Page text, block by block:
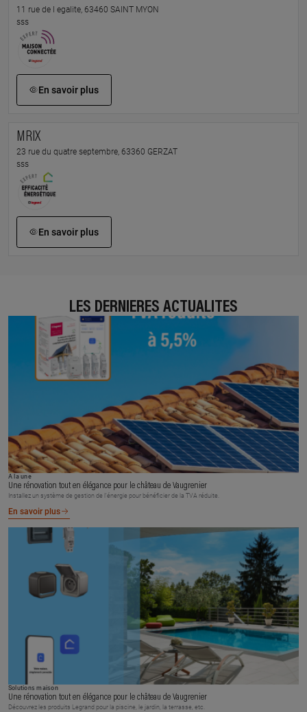
11 rue de l egalite, 63460 SAINT MYON
sss
En savoir plus
MRIX
23 rue du quatre septembre, 63360 GERZAT
sss
En savoir plus
LES DERNIÈRES ACTUALITÉS
À la une
Une rénovation tout en élégance pour le château de Vaugrenier
Installez un système de gestion de l’énergie pour bénéficier de la TVA réduite.
En savoir plus
Solutions maison
Une rénovation tout en élégance pour le château de Vaugrenier
Découvrez les produits Legrand pour la piscine, le jardin, la terrasse, etc.